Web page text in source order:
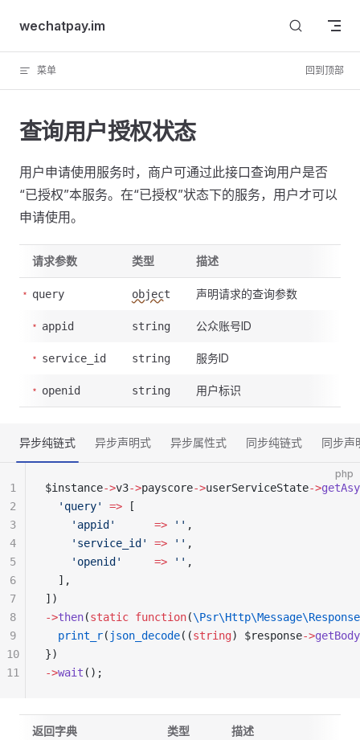
Skip to content
wechatpay.im
菜单 回到顶部
查询用户授权状态
用户申请使用服务时，商户可通过此接口查询用户是否
“已授权”本服务。在“已授权”状态下的服务，用户才可以
申请使用。
请求参数 类型 描述
query object 声明请求的查询参数
appid string 公众账号ID
service_id string 服务ID
openid string 用户标识
异步纯链式 异步声明式 异步属性式 同步纯链式 同步声
php
$instance->v3->payscore->userServiceState->
  'query'
=> [
    'appid'
      =>
'' ,
    'service_id'
=> '' ,
    'openid'
     =>
'' ,
  ],
])
->then(static function(
  print_r
( json_decode((string) $response->getBody
})
->wait ();
1
2
3
4
5
6
7
8
9
10
11
返回字典 类型 描述